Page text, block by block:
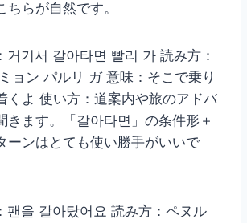
ちらが自然です。
거기서 갈아타면 빨리 가 読み方：
ョン パルリ ガ 意味：そこで乗り
くよ 使い方：道案内や旅のアドバ
きます。「갈아타면」の条件形＋
ーンはとても使い勝手がいいで
팬을 갈아탔어요 読み方：ペヌル